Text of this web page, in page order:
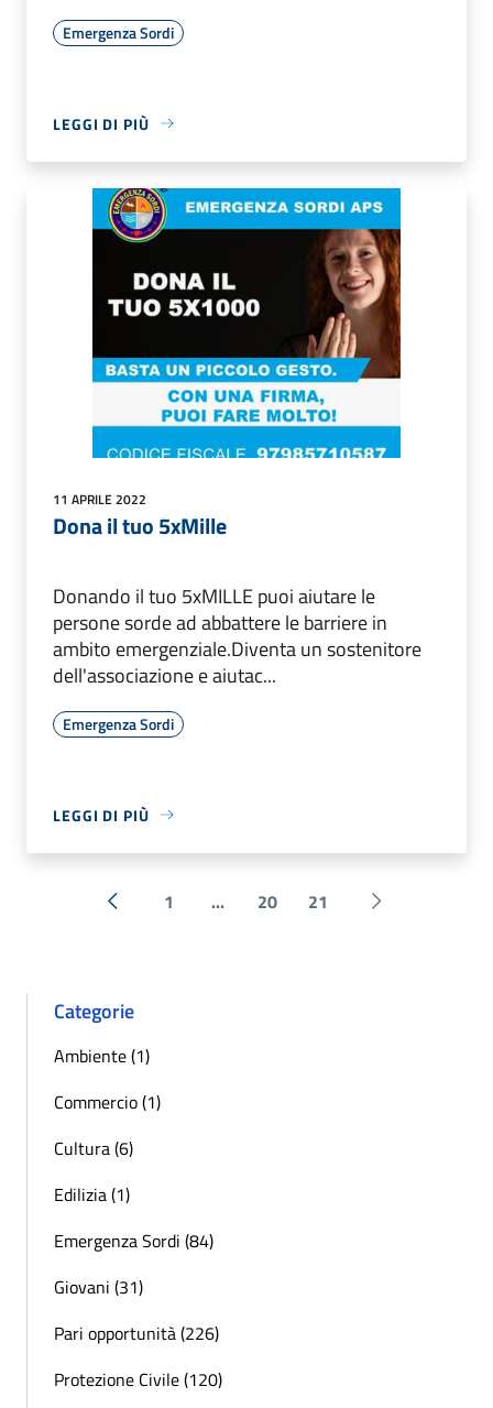
Emergenza Sordi
LEGGI DI PIÙ
11 APRILE 2022
Dona il tuo 5xMille
Donando il tuo 5xMILLE puoi aiutare le
persone sorde ad abbattere le barriere in
ambito emergenziale.Diventa un sostenitore
dell'associazione e aiutac...
Emergenza Sordi
LEGGI DI PIÙ
« Precedente
1 ... 20 21 Successiva »
Categorie
Ambiente (1)
Commercio (1)
Cultura (6)
Edilizia (1)
Emergenza Sordi (84)
Giovani (31)
Pari opportunità (226)
Protezione Civile (120)